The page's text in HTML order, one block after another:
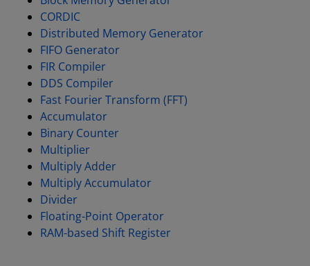
CORDIC
Distributed Memory Generator
FIFO Generator
FIR Compiler
DDS Compiler
Fast Fourier Transform (FFT)
Accumulator
Binary Counter
Multiplier
Multiply Adder
Multiply Accumulator
Divider
Floating-Point Operator
RAM-based Shift Register